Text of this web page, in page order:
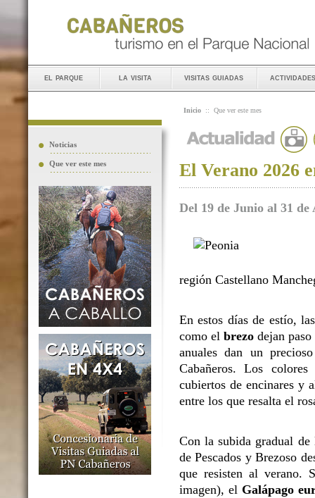
el parque la visita visitas guiadas actividades
Noticias
Que ver este mes
Inicio :: Que ver este mes
El Verano 2026
Del 19 de Junio al 31 de
región Castellano
En estos días de estío,
como elbrezodejan
anuales dan un
Cabañeros. Los
cubiertos de encinares y
entre los que resalta el
Con la subida gradual de
de Pescados y Brezoso
que resisten al verano.
imagen), el Galápago